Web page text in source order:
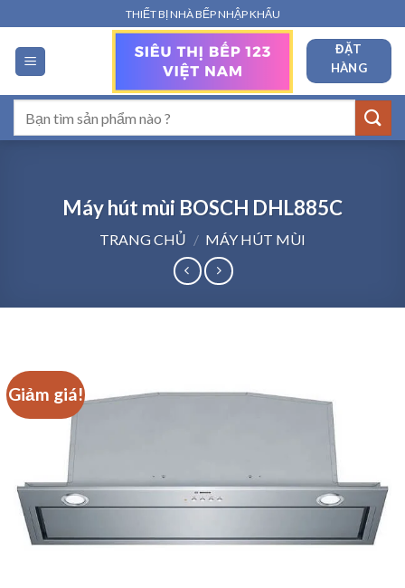
qua
nội
dung
THIẾT BỊ NHÀ BẾP NHẬP KHẨU
ĐẶT
HÀNG
kiếm:
Máy hút mùi BOSCH DHL885C
TRANG CHỦ / MÁY HÚT MÙI
Giảm giá!